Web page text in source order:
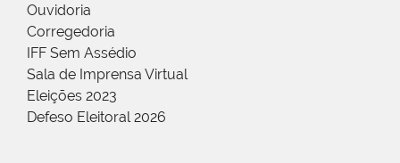
Ouvidoria
Corregedoria
IFF Sem Assédio
Sala de Imprensa Virtual
Eleições 2023
Defeso Eleitoral 2026